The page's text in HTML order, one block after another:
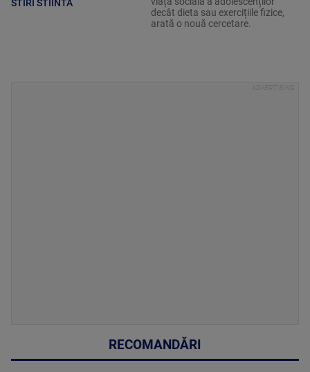
STIRI STIINTA
decât dieta sau exercițiile fizice,
arată o nouă cercetare.
RECOMANDĂRI